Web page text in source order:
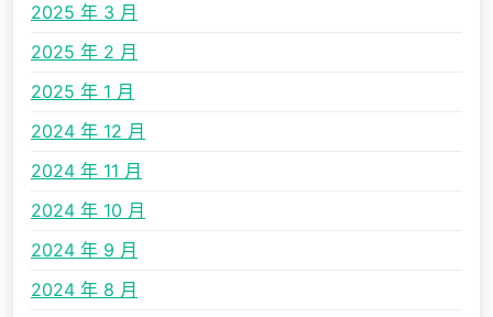
2025 年 3 月
2025 年 2 月
2025 年 1 月
2024 年 12 月
2024 年 11 月
2024 年 10 月
2024 年 9 月
2024 年 8 月